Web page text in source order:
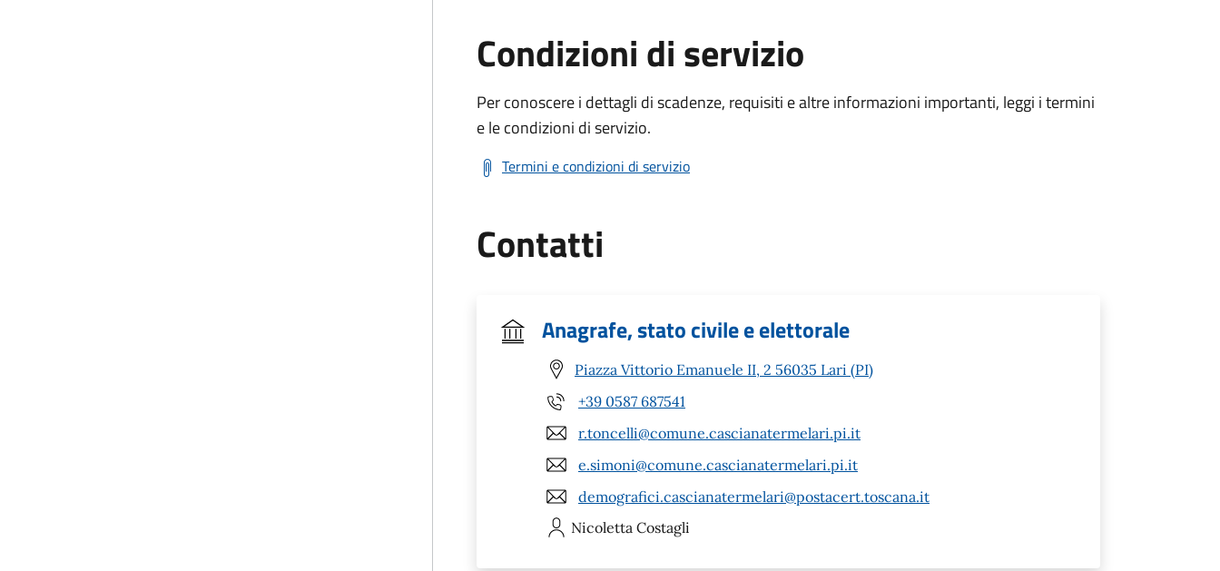
Condizioni di servizio
Per conoscere i dettagli di scadenze, requisiti e altre informazioni importanti, leggi i termini
e le condizioni di servizio.
Termini e condizioni di servizio
Contatti
Anagrafe, stato civile e elettorale
Piazza Vittorio Emanuele II, 2 56035 Lari (PI)
+39 0587 687541
r.toncelli@comune.cascianatermelari.pi.it
e.simoni@comune.cascianatermelari.pi.it
demografici.cascianatermelari@postacert.toscana.it
Nicoletta Costagli